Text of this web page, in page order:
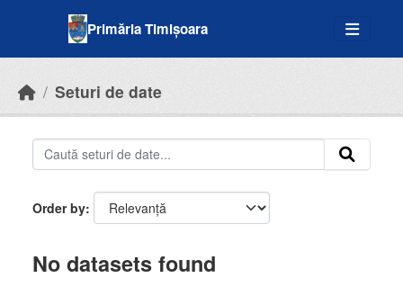
Primăria Timișoara
Seturi de date
Order by
No datasets found